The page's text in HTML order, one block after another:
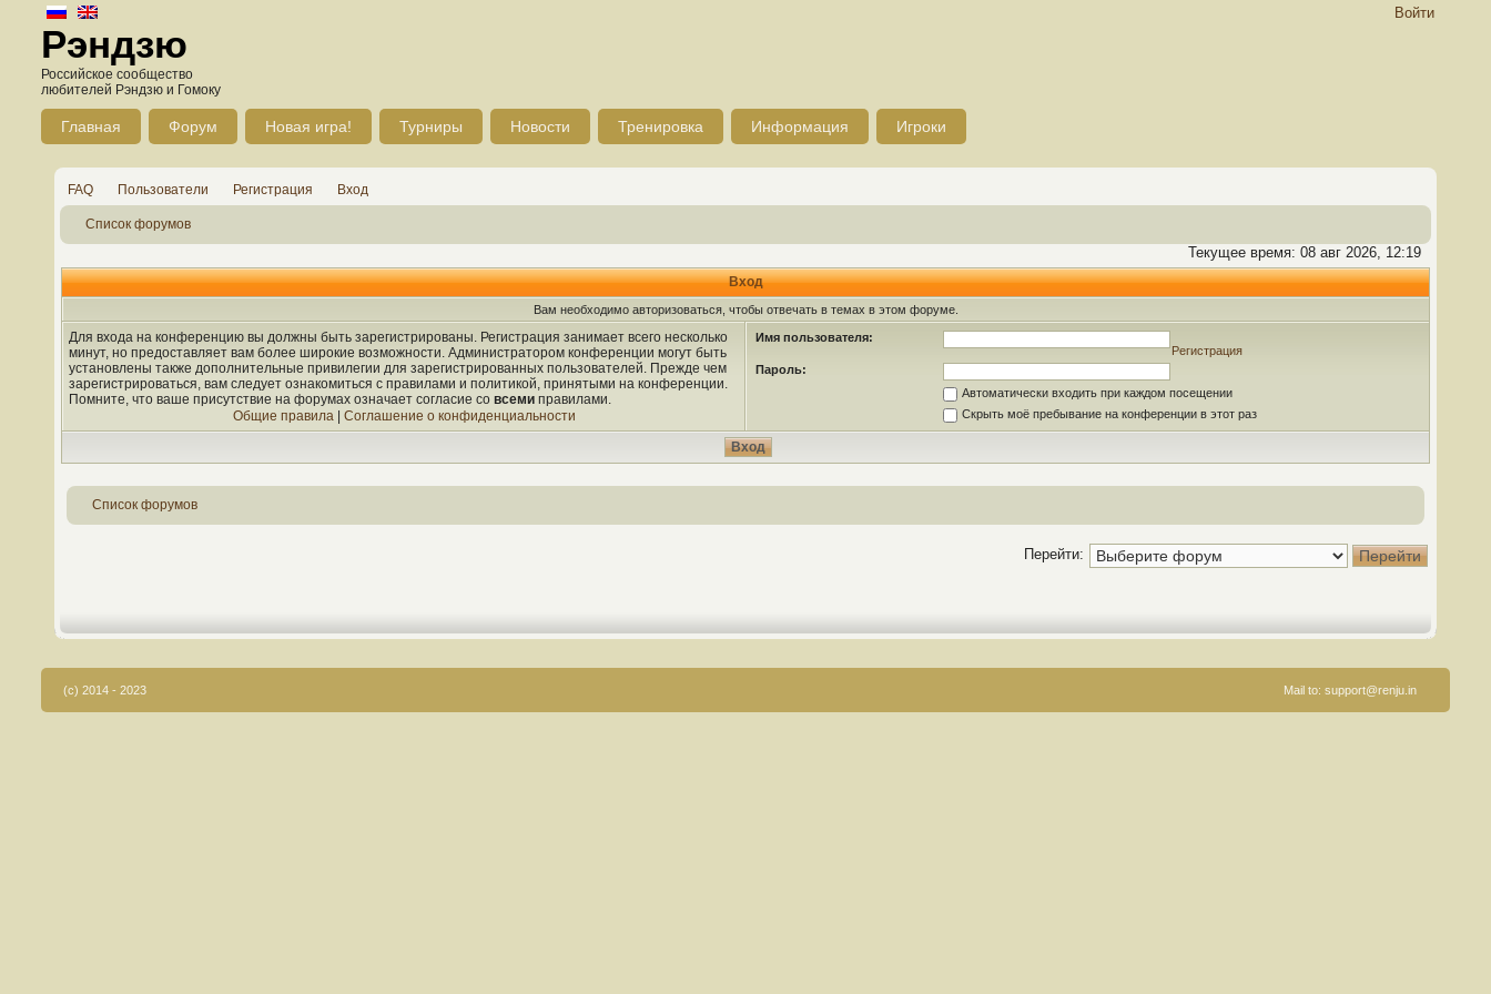
Войти
Рэндзю
Российское сообщество
любителей Рэндзю и Гомоку
Главная Форум Новая игра! Турниры Новости Тренировка Информация Игроки
FAQ Пользователи Регистрация Вход
Список форумов
Текущее время: 08 авг 2026, 12:19
Вход
Вам необходимо авторизоваться, чтобы отвечать в темах в этом форуме.
Для входа на конференцию вы должны быть зарегистрированы. Регистрация занимает всего несколько
минут, но предоставляет вам более широкие возможности. Администратором конференции могут быть
установлены также дополнительные привилегии для зарегистрированных пользователей. Прежде чем
зарегистрироваться, вам следует ознакомиться с правилами и политикой, принятыми на конференции.
Помните, что ваше присутствие на форумах означает согласие со всеми правилами.
Общие правила| Соглашение о конфиденциальности
Имя пользователя:
Регистрация
Пароль:
Автоматически входить при каждом посещении
Скрыть моё пребывание на конференции в этот раз
Список форумов
Перейти:
(c) 2014 - 2023 Mail to: support@renju.in